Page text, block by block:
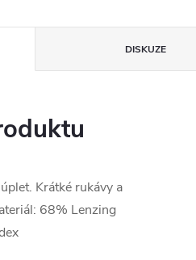
DISKUZE
Krátké rukávy a
68% Lenzing